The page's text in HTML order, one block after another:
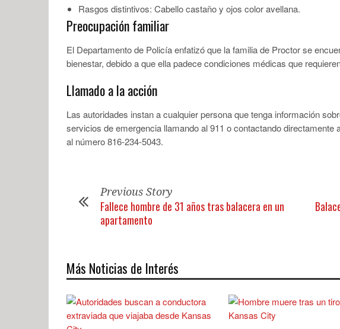
Rasgos distintivos: Cabello castaño y ojos color avellana.
Preocupación familiar
El Departamento de Policía enfatizó que la familia de Proctor se
bienestar, debido a que ella padece condiciones médicas que
Llamado a la acción
Las autoridades instan a cualquier persona que tenga información
servicios de emergencia llamando al 911 o contactando
al número 816-234-5043.
Previous Story
Fallece hombre de 31 años tras balacera en un
apartamento
Más Noticias de Interés